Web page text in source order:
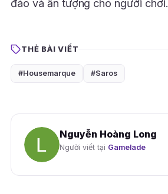
đáo và ấn tượng cho người chơi.
THẺ BÀI VIẾT
#Housemarque #Saros
Nguyễn Hoàng Long
Người viết tại Gamelade